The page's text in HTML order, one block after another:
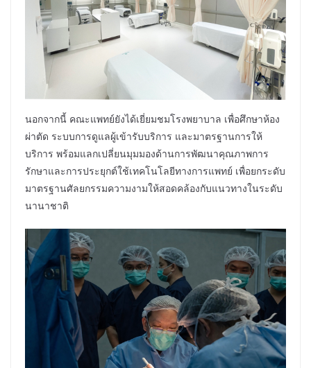
นอกจากนี้ คณะแพทย์ยังได้เยี่ยมชมโรงพยาบาล เพื่อศึกษาห้อง
ผ่าตัด ระบบการดูแลผู้เข้ารับบริการ และมาตรฐานการให้
บริการ พร้อมแลกเปลี่ยนมุมมองด้านการพัฒนาคุณภาพการ
รักษาและการประยุกต์ใช้เทคโนโลยีทางการแพทย์ เพื่อยกระดับ
มาตรฐานศัลยกรรมความงามให้สอดคล้องกับแนวทางในระดับ
นานาชาติ